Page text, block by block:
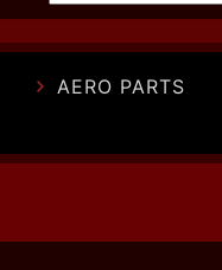
AERO PARTS